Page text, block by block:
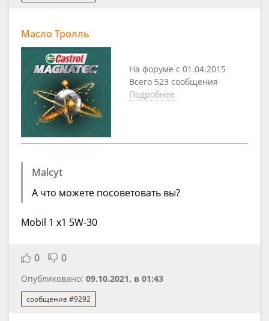
Масло Тролль
На форуме с 01.04.2015
Всего 523 сообщения
Подробнее
Malcyt
А что можете посоветовать вы?
Mobil 1 x1 5W-30
0 0
Опубликовано: 09.10.2021, в 01:43
сообщение #9292